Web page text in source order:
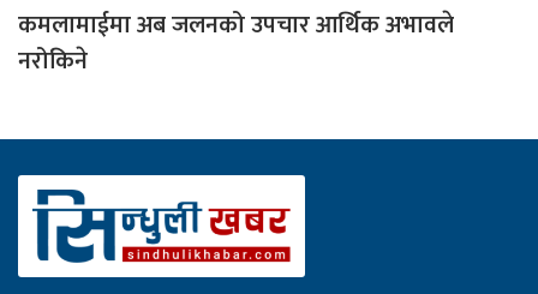
कमलामाईमा अब जलनको उपचार आर्थिक अभावले
नरोकिने